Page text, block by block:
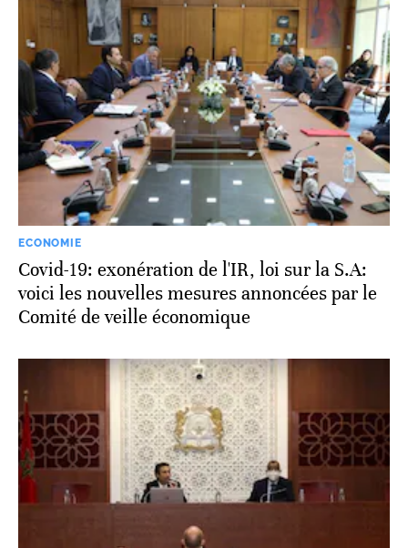
ECONOMIE
Covid-19: exonération de l'IR, loi sur la S.A:
voici les nouvelles mesures annoncées par le
Comité de veille économique